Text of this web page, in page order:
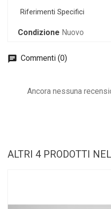
Riferimenti Specifici
Condizione Nuovo
Commenti (0)
Ancora nessuna
ALTRI 4 PRODOTTI